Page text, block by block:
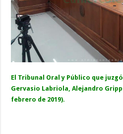
El Tribunal Oral y Público que
Gervasio Labriola, Alejandro
febrero de 2019).